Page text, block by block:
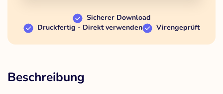
Sicherer Download
Druckfertig - Direkt verwenden
Virengeprüft
Beschreibung